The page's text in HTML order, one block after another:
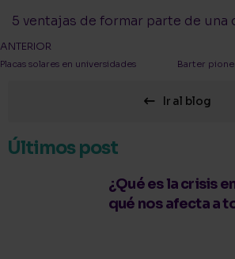
5 ventajas de formar parte de
ANTERIOR
Placas solares en universidades
Ir al blog
Últimos post
¿Qué es la crisis
qué nos afecta a